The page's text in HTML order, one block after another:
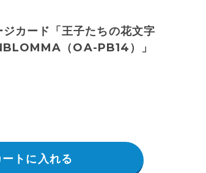
ジカード「王子たちの花文字
（OA-PB14）」
ートに入れる